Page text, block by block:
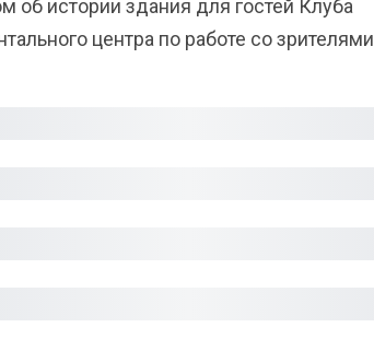
об истории здания для гостей Клуба
центра по работе со зрителями